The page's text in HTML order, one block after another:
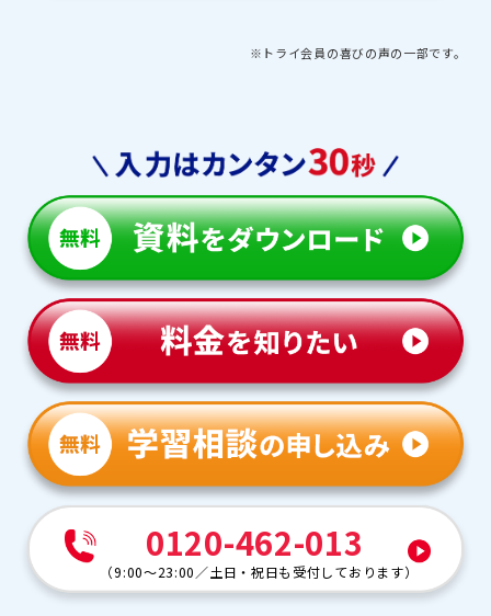
先生・教育プランナーとの思い出や印象的な出来事を教
トライで授業以外にがんばったことを教えてください
朝から一日中勉強することができました。
【保護者様より】
トライ担当者並びに担当の先生の親身な対応は感謝しか
ありません。
※トライ会員の喜びの声の一部です。
0120-462-013
（9:00～23:00 ／土日・祝日も受付しております）